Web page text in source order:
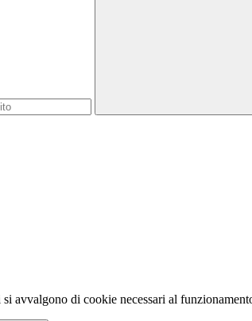
avvalgono di cookie necessari al